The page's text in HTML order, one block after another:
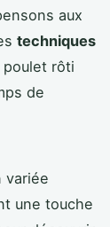
aux
techniques
rôti
de
variée
une touche